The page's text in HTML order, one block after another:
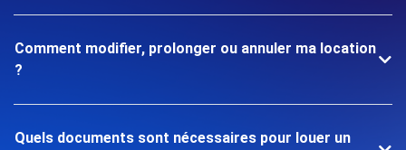
Comment modifier, prolonger ou annuler ma location
?
Quels documents sont nécessaires pour louer un